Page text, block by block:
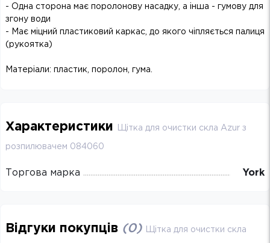
- Одна сторона має поролонову насадку, а інша - гумову для
згону води
- Має міцний пластиковий каркас, до якого чіпляється палиця
(рукоятка)
Матеріали: пластик, поролон, гума.
Характеристики Щітка для очистки скла Azur з
розпилювачем 084060
Торгова марка York
Відгуки покупців (0) Щітка для очистки скла